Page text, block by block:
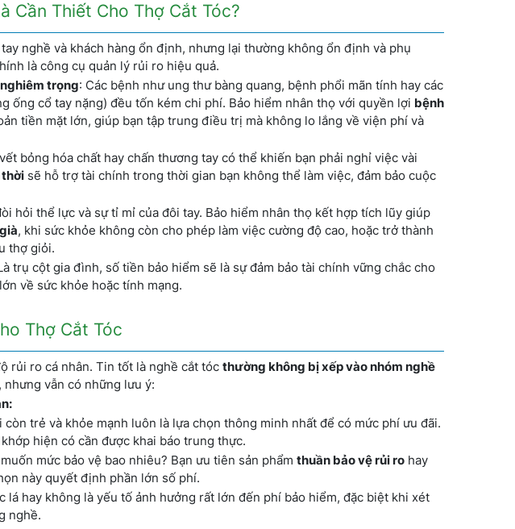
Cần Thiết Cho Thợ Cắt Tóc?
nghề và khách hàng ổn định, nhưng lại thường không ổn định và phụ
là công cụ quản lý rủi ro hiệu quả.
trọng: Các bệnh như ung thư bàng quang, bệnh phổi mãn tính hay các
ống cổ tay nặng) đều tốn kém chi phí. Bảo hiểm nhân thọ với quyền lợi bệnh
tiền mặt lớn, giúp bạn tập trung điều trị mà không lo lắng về viện phí và
bỏng hóa chất hay chấn thương tay có thể khiến bạn phải nghỉ việc vài
sẽ hỗ trợ tài chính trong thời gian bạn không thể làm việc, đảm bảo cuộc
hỏi thể lực và sự tỉ mỉ của đôi tay. Bảo hiểm nhân thọ kết hợp tích lũy giúp
, khi sức khỏe không còn cho phép làm việc cường độ cao, hoặc trở thành
thợ giỏi.
trụ cột gia đình, số tiền bảo hiểm sẽ là sự đảm bảo tài chính vững chắc cho
về sức khỏe hoặc tính mạng.
Thợ Cắt Tóc
rủi ro cá nhân. Tin tốt là nghề cắt tóc thường không bị xếp vào nhóm nghề
nhưng vẫn có những lưu ý:
còn trẻ và khỏe mạnh luôn là lựa chọn thông minh nhất để có mức phí ưu đãi.
hiện có cần được khai báo trung thực.
mức bảo vệ bao nhiêu? Bạn ưu tiên sản phẩm thuần bảo vệ rủi ro hay
này quyết định phần lớn số phí.
lá hay không là yếu tố ảnh hưởng rất lớn đến phí bảo hiểm, đặc biệt khi xét
nghề.